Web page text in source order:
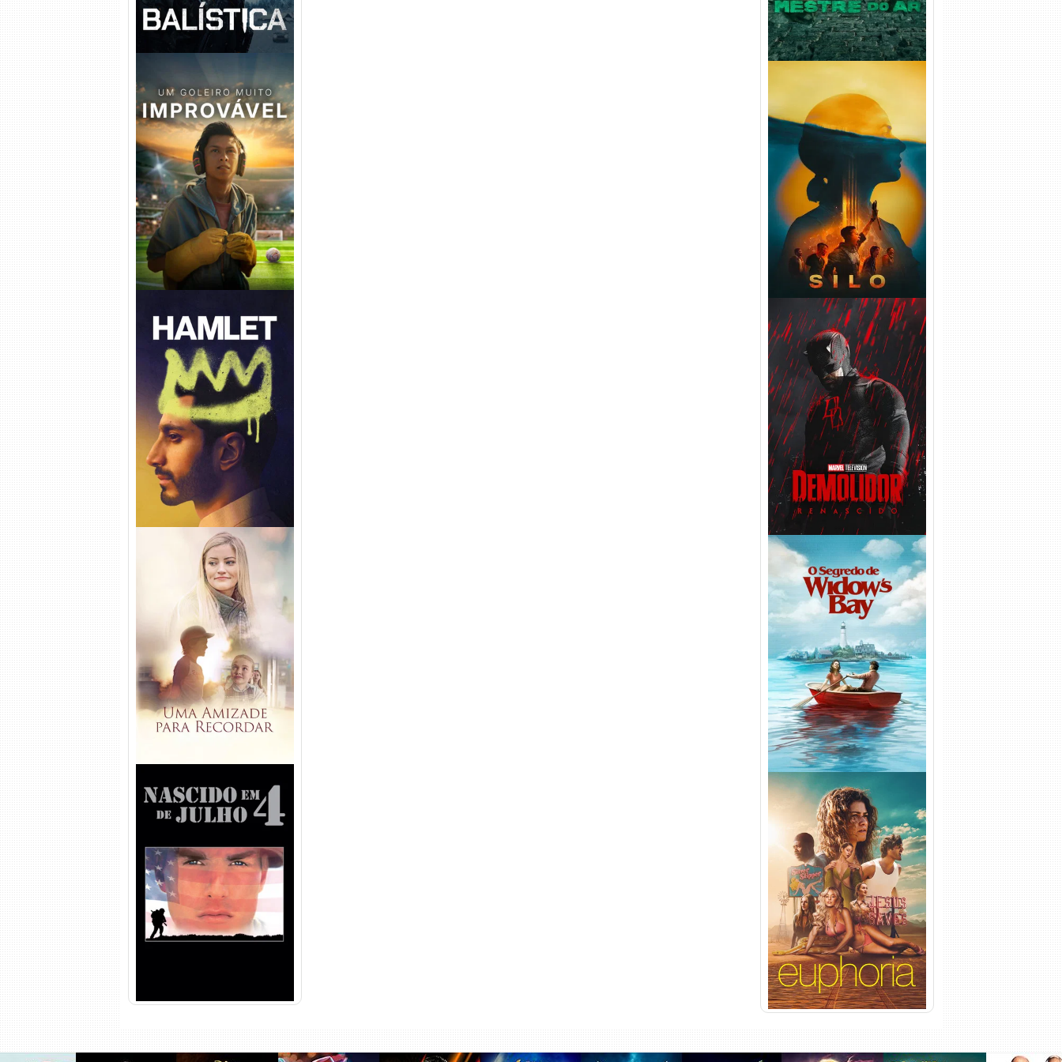
Um Goleiro Muito Improvável
Torrent (2026) WEB-DL 1080p
Dual Áudio
Hamlet Torrent (2026) WEB-
DL 1080p Dual Áudio
Uma Amizade para Recordar
Torrent (2025) WEB-DL 1080p
Dual Áudio
Nascido em 4 de Julho
Torrent (1989) WEB-DL 1080p
Dual Áudio
Silo 2ª Temporada (2024)
WEB-DL 1080p Dual Áudio
Demolidor: Renascido 2ª
Temporada (2026) WEB-DL
1080p Dual Áudio
O Segredo de Widow’s Bay
1ª Temporada Torrent (2026)
WEB-DL 1080p Dual Áudio
Euphoria 3ª Temporada
Torrent (2026) WEB-DL 1080p
Dual Áudio